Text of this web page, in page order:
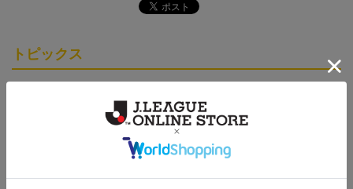
トピックス
チームマスコットグッズは、サポーターやファン必
見！今すぐチェックしてみてください！